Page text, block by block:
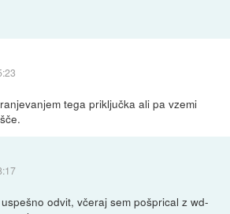
tega priključka ali pa vzemi
odvit, včeraj sem pošprical z wd-